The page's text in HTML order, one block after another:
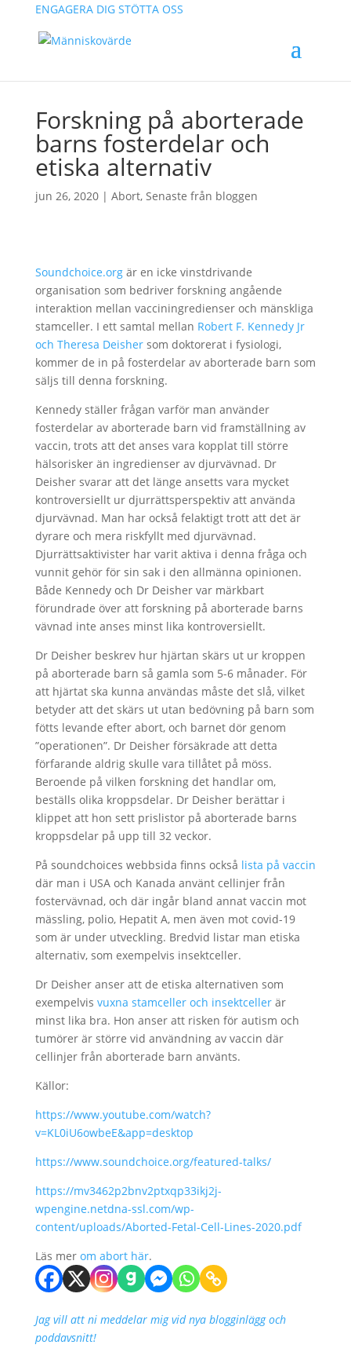
ENGAGERA DIG STÖTTA OSS
Forskning på aborterade
barns fosterdelar och
etiska alternativ
jun 26, 2020| Abort, Senaste från bloggen
Soundchoice.orgär en icke vinstdrivande
organisation som bedriver forskning angående
interaktion mellan vacciningredienser och mänskliga
stamceller. I ett samtal mellan Robert F. Kennedy Jr
och Theresa Deishersom doktorerat i fysiologi,
kommer de in på fosterdelar av aborterade barn som
säljs till denna forskning.
Kennedy ställer frågan varför man använder
fosterdelar av aborterade barn vid framställning av
vaccin, trots att det anses vara kopplat till större
hälsorisker än ingredienser av djurvävnad. Dr
Deisher svarar att det länge ansetts vara mycket
kontroversiellt ur djurrättsperspektiv att använda
djurvävnad. Man har också felaktigt trott att det är
dyrare och mera riskfyllt med djurvävnad.
Djurrättsaktivister har varit aktiva i denna fråga och
vunnit gehör för sin sak i den allmänna opinionen.
Både Kennedy och Dr Deisher var märkbart
förundrade över att forskning på aborterade barns
vävnad inte anses minst lika kontroversiellt.
Dr Deisher beskrev hur hjärtan skärs ut ur kroppen
på aborterade barn så gamla som 5-6 månader. För
att hjärtat ska kunna användas måste det slå, vilket
betyder att det skärs ut utan bedövning på barn som
fötts levande efter abort, och barnet dör genom
”operationen”. Dr Deisher försäkrade att detta
förfarande aldrig skulle vara tillåtet på möss.
Beroende på vilken forskning det handlar om,
beställs olika kroppsdelar. Dr Deisher berättar i
klippet att hon sett prislistor på aborterade barns
kroppsdelar på upp till 32 veckor.
På soundchoices webbsida finns också lista på vaccin
där man i USA och Kanada använt cellinjer från
fostervävnad, och där ingår bland annat vaccin mot
mässling, polio, Hepatit A, men även mot covid-19
som är under utveckling. Bredvid listar man etiska
alternativ, som exempelvis insektceller.
Dr Deisher anser att de etiska alternativen som
exempelvis vuxna stamceller och insektcellerär
minst lika bra. Hon anser att risken för autism och
tumörer är större vid användning av vaccin där
cellinjer från aborterade barn använts.
Källor:
https://www.youtube.com/watch?
v=KL0iU6owbeE&app=desktop
https://www.soundchoice.org/featured-talks/
https://mv3462p2bnv2ptxqp33ikj2j-
wpengine.netdna-ssl.com/wp-
content/uploads/Aborted-Fetal-Cell-Lines-2020.pdf
Läs merom abort här.
Jag vill att ni meddelar mig vid nya blogginlägg och
poddavsnitt!